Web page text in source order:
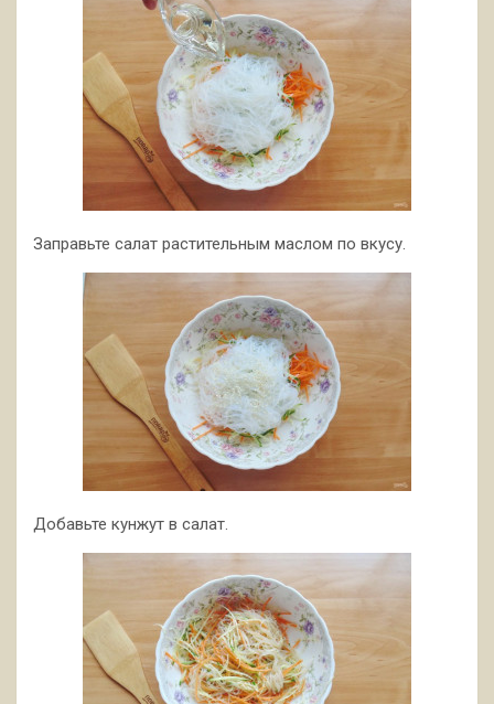
Заправьте салат растительным маслом по вкусу.
Добавьте кунжут в салат.